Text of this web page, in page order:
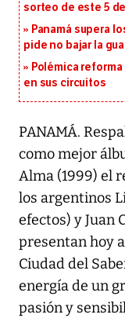
sorteo de este 5
Panamá supera
pide no bajar la
Polémica
en sus circuitos
PANAMÁ.
como mejor
Alma (1999) el
los argentinos
efectos) y Juan
presentan hoy
Ciudad del
energía de un
pasión y